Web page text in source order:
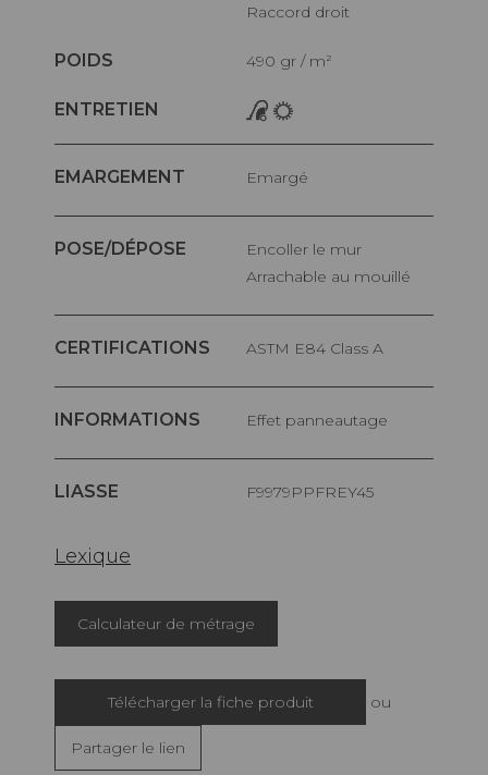
Raccord droit
POIDS 490 gr / m²
ENTRETIEN
EMARGEMENT Emargé
POSE/DÉPOSE
Encoller le mur
Arrachable au mouillé
CERTIFICATIONS ASTM E84 Class A
INFORMATIONS Effet panneautage
LIASSE F9979PPFREY45
Lexique
Calculateur de métrage
Télécharger la fiche produit ou
Partager le lien